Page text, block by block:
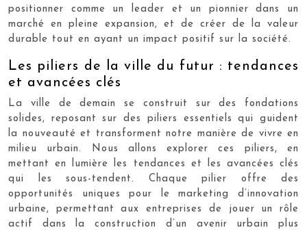
positionner comme un leader et un pionnier dans un
marché en pleine expansion, et de créer de la valeur
durable tout en ayant un impact positif sur la société.
Les piliers de la ville du futur : tendances
et avancées clés
La ville de demain se construit sur des fondations
solides, reposant sur des piliers essentiels qui guident
la nouveauté et transforment notre manière de vivre en
milieu urbain. Nous allons explorer ces piliers, en
mettant en lumière les tendances et les avancées clés
qui les sous-tendent. Chaque pilier offre des
opportunités uniques pour le marketing d’innovation
urbaine, permettant aux entreprises de jouer un rôle
actif dans la construction d’un avenir urbain plus